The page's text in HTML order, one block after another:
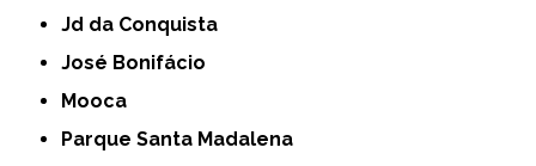
Jd da Conquista
José Bonifácio
Mooca
Parque Santa Madalena